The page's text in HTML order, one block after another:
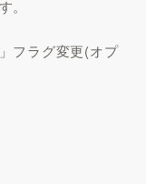
。
フラグ変更(オプ